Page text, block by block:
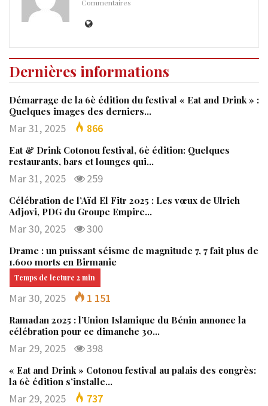
Commentaires
Dernières informations
Démarrage de la 6è édition du festival « Eat and Drink » :
Quelques images des derniers…
Mar 31, 2025 866
Eat & Drink Cotonou festival, 6è édition: Quelques
restaurants, bars et lounges qui…
Mar 31, 2025 259
Célébration de l’Aïd El Fitr 2025 : Les vœux de Ulrich
Adjovi, PDG du Groupe Empire…
Mar 30, 2025 300
Drame : un puissant séisme de magnitude 7, 7 fait plus de
1.600 morts en Birmanie
Mar 30, 2025 1 151
Ramadan 2025 : l’Union Islamique du Bénin annonce la
célébration pour ce dimanche 30…
Mar 29, 2025 398
« Eat and Drink » Cotonou festival au palais des congrès:
la 6è édition s’installe…
Mar 29, 2025 737